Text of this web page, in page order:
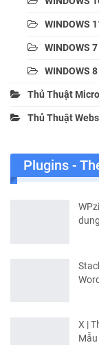
WINDOWS
WINDOWS 7
WINDOWS 8
Thủ Thuật
Thủ Thuật
Plugins -
X |